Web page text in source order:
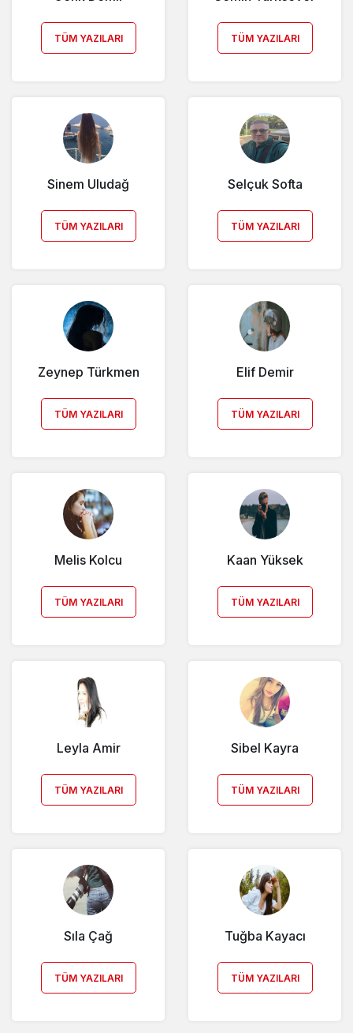
TÜM YAZILARI TÜM YAZILARI
Sinem Uludağ
TÜM YAZILARI
Selçuk Softa
TÜM YAZILARI
Zeynep Türkmen
TÜM YAZILARI
Elif Demir
TÜM YAZILARI
Melis Kolcu
TÜM YAZILARI
Kaan Yüksek
TÜM YAZILARI
Leyla Amir
TÜM YAZILARI
Sibel Kayra
TÜM YAZILARI
Sıla Çağ
TÜM YAZILARI
Tuğba Kayacı
TÜM YAZILARI